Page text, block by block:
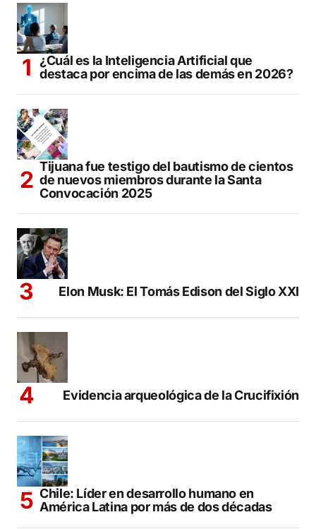
¿Cuál es la Inteligencia Artificial que
destaca por encima de las demás en 2026?
Tijuana fue testigo del bautismo de cientos
de nuevos miembros durante la Santa
Convocación 2025
Elon Musk: El Tomás Edison del Siglo XXI
Evidencia arqueológica de la Crucifixión
Chile: Líder en desarrollo humano en
América Latina por más de dos décadas